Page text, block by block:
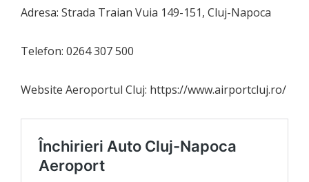
Adresa: Strada Traian Vuia 149-151, Cluj-Napoca
Telefon: 0264 307 500
Website Aeroportul Cluj: https://www.airportcluj.ro/